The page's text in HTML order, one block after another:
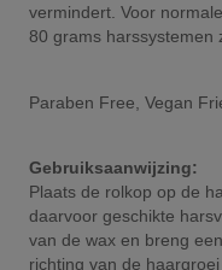
vermindert. Voor
80 grams harssystemen
Paraben Free, Vegan
Gebruiksaanwijzing:
Plaats de rolkop op de
daarvoor geschikte
van de wax en breng
richting van de